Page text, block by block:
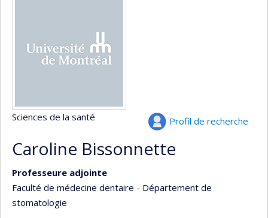
Profil de recherche
Sciences de la santé
Caroline Bissonnette
Professeure adjointe
Faculté de médecine dentaire - Département de
stomatologie